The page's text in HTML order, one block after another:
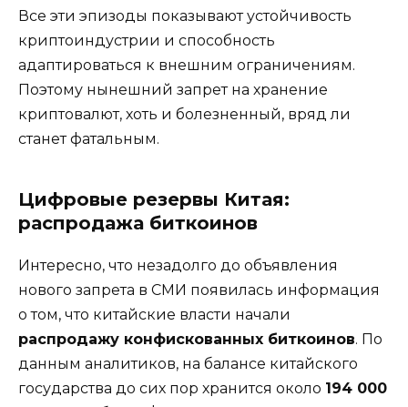
Все эти эпизоды показывают устойчивость
криптоиндустрии и способность
адаптироваться к внешним ограничениям.
Поэтому нынешний запрет на хранение
криптовалют, хоть и болезненный, вряд ли
станет фатальным.
Цифровые резервы Китая:
распродажа биткоинов
Интересно, что незадолго до объявления
нового запрета в СМИ появилась информация
о том, что китайские власти начали
распродажу конфискованных биткоинов. По
данным аналитиков, на балансе китайского
государства до сих пор хранится около 194 000